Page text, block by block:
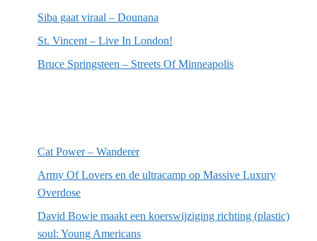
Siba gaat viraal – Dounana
St. Vincent – Live In London!
Bruce Springsteen – Streets Of Minneapolis
Cat Power – Wanderer
Army Of Lovers en de ultracamp op Massive Luxury
Overdose
David Bowie maakt een koerswijziging richting (plastic)
soul: Young Americans